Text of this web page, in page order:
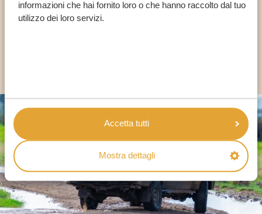
informazioni che hai fornito loro o che hanno raccolto dal tuo
utilizzo dei loro servizi.
Accetta tutti
Mostra dettagli
IT: